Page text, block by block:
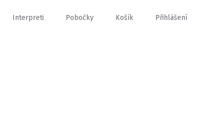
Interpreti Pobočky Košík Přihlášení